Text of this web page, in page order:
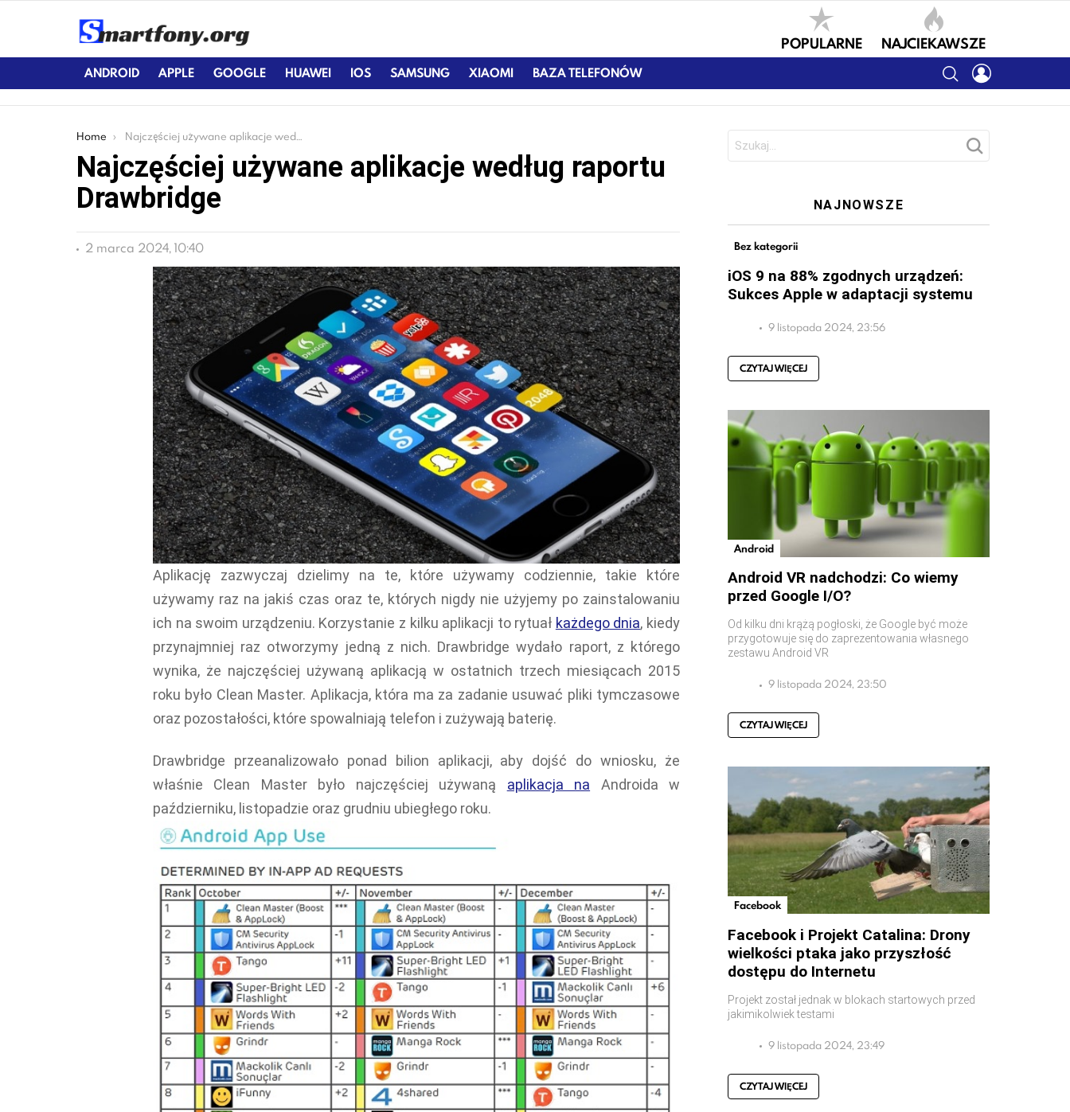
POPULARNE NAJCIEKAWSZE
ANDROID APPLE GOOGLE HUAWEI IOS SAMSUNG XIAOMI BAZA TELEFONÓW SEARCH
You are here:
Home Najczęściej używane aplikacje według raportu Drawbridge
Najczęściej używane aplikacje według raportu
Drawbridge
2 marca 2024, 10:40
Aplikację zazwyczaj dzielimy na te, które używamy codziennie, takie które
używamy raz na jakiś czas oraz te, których nigdy nie użyjemy po zainstalowaniu
ich na swoim urządzeniu. Korzystanie z kilku aplikacji to rytuał każdego dnia, kiedy
przynajmniej raz otworzymy jedną z nich. Drawbridge wydało raport, z którego
wynika, że najczęściej używaną aplikacją w ostatnich trzech miesiącach 2015
roku było Clean Master. Aplikacja, która ma za zadanie usuwać pliki tymczasowe
oraz pozostałości, które spowalniają telefon i zużywają baterię.
Drawbridge przeanalizowało ponad bilion aplikacji, aby dojść do wniosku, że
właśnie Clean Master było najczęściej używaną aplikacja na Androida w
październiku, listopadzie oraz grudniu ubiegłego roku.
NAJNOWSZE
Bez kategorii
iOS 9 na 88% zgodnych urządzeń:
Sukces Apple w adaptacji systemu
9 listopada 2024, 23:56
CZYTAJ WIĘCEJ
Android
Android VR nadchodzi: Co wiemy
przed Google I/O?
Od kilku dni krążą pogłoski, że Google być może
przygotowuje się do zaprezentowania własnego
zestawu Android VR
9 listopada 2024, 23:50
CZYTAJ WIĘCEJ
Facebook
Facebook i Projekt Catalina: Drony
wielkości ptaka jako przyszłość
dostępu do Internetu
Projekt został jednak w blokach startowych przed
jakimikolwiek testami
9 listopada 2024, 23:49
CZYTAJ WIĘCEJ